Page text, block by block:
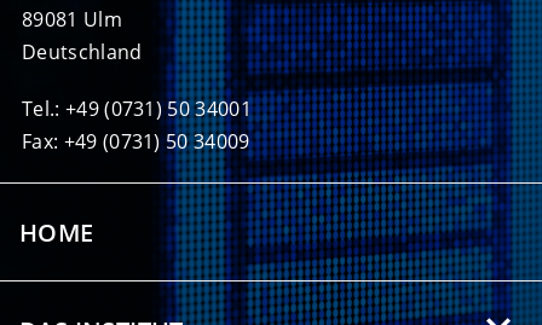
89081 Ulm
Deutschland
Tel.: +49 (0731) 50 34001
Fax: +49 (0731) 50 34009
HOME